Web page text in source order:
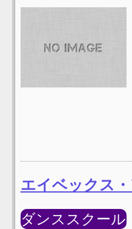
エイベックス
ダンススクール